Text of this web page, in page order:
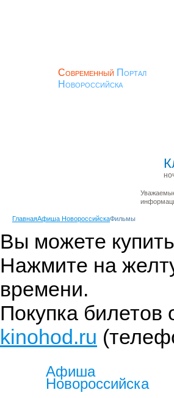
Современный Портал
Новороссийска
ГлавнаяАфиша НовороссийскаФильмы
Вы можете
Нажмите на
времени.
Покупка
kinohod.ru
Афиша
Новороссийска